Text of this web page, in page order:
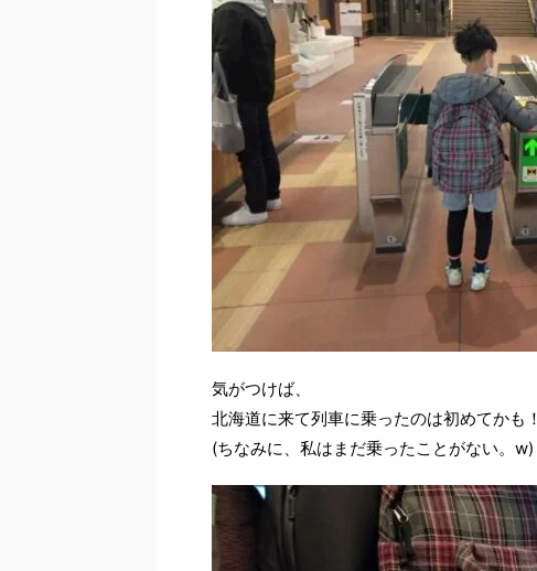
気がつけば、
北海道に来て列車に乗ったのは初めてかも！
(ちなみに、私はまだ乗ったことがない。w)